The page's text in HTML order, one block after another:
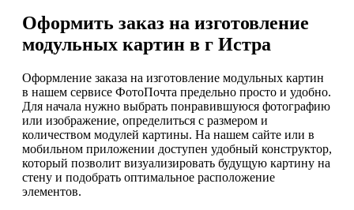
Оформить заказ на изготовление
модульных картин в г Истра
Оформление заказа на изготовление модульных картин
в нашем сервисе ФотоПочта предельно просто и удобно.
Для начала нужно выбрать понравившуюся фотографию
или изображение, определиться с размером и
количеством модулей картины. На нашем сайте или в
мобильном приложении доступен удобный конструктор,
который позволит визуализировать будущую картину на
стену и подобрать оптимальное расположение
элементов.